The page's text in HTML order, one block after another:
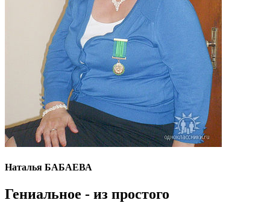
Наталья БАБАЕВА
Гениальное - из простого